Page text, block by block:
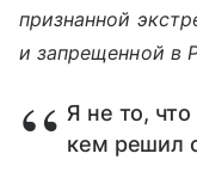
признанной
и запрещенной в
Я не то,
кем решил